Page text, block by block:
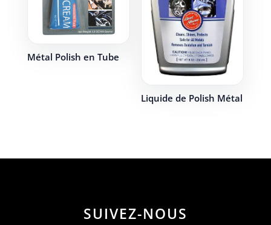
Métal Polish en Tube
Liquide de Polish Métal
SUIVEZ-NOUS